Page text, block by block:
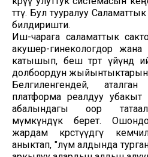
өттү. Бул тууралуу
билдиришти.
Иш-чарага саламаттык
акушер-гинекологдор
катышып, беш төрөт үйүндө
долбоордун жыйынтыктарын
Белгиленгендей,
платформа реалдуу
абалындагы оор
мүмкүндүк берет.
жардам көрсөтүүдөгү
аныктап, "өлүм алдында